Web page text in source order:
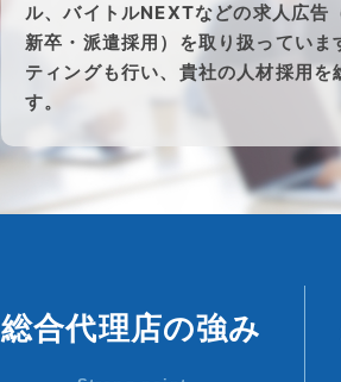
ル、バイトルNEXTなどの求人広告
新卒・派遣採用）を取り扱っていま
ティングも行い、貴社の人材採用を
す。
総合代理店の強み